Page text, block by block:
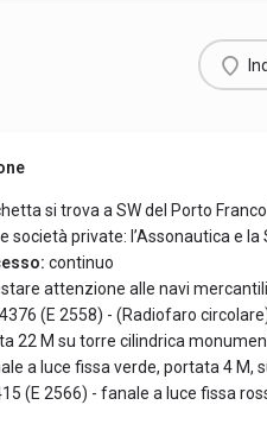
si trova a SW del Porto
società private: l’Assonautica e la
continuo
attenzione alle navi
4376 (E 2558) - (Radiofaro
22 M su torre cilindrica
a luce fissa verde, portata 4 M,
(E 2566) - fanale a luce fissa